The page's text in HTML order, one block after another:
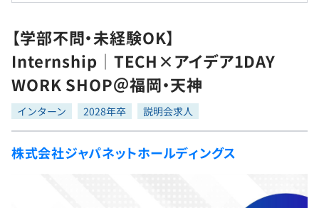
転職成功ガイド
転職エージェント
インタビュー
転職成功ガイド
新卒就活
求人検索
本選考
インターン
新卒エージェント
学習
問題集
4択課題
プログラミング言語
ゲーム・マンガ
【学部不問・未経験OK】
Internship│TECH×アイデア1DAY
WORK SHOP＠福岡・天神
インターン 2028年卒 説明会求人
株式会社ジャパネットホールディングス